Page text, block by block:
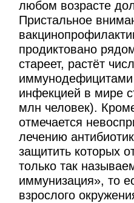
любом возрасте
Пристальное
продиктовано
стареет, растёт
инфекцией в мире
млн человек).
отмечается
лечению
защитить которых
только так
иммунизация», то
взрослого